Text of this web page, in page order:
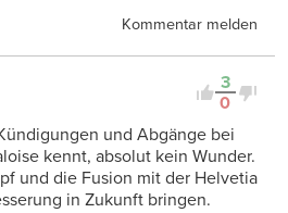
Kommentar melden
3
0
und Abgänge bei
kennt, absolut kein Wunder.
und die Fusion mit der Helvetia
in Zukunft bringen.